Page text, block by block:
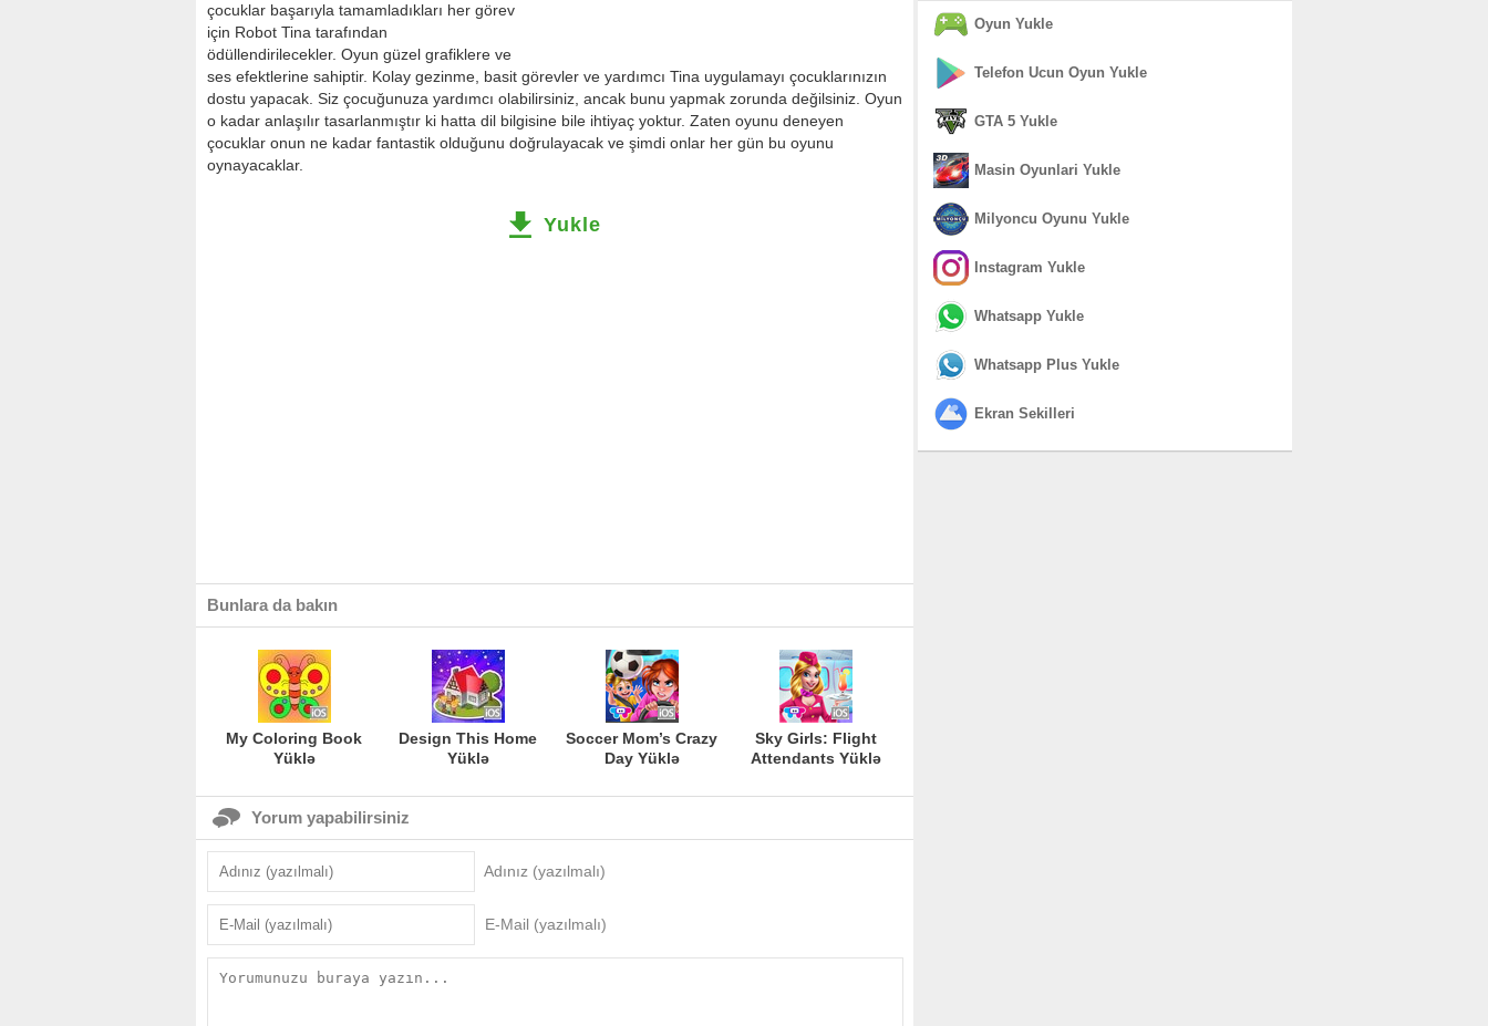
çocuklar başarıyla tamamladıkları her görev
için Robot Tina tarafından
ödüllendirilecekler. Oyun güzel grafiklere ve
ses efektlerine sahiptir. Kolay gezinme, basit görevler ve yardımcı Tina uygulamayı çocuklarınızın
dostu yapacak. Siz çocuğunuza yardımcı olabilirsiniz, ancak bunu yapmak zorunda değilsiniz. Oyun
o kadar anlaşılır tasarlanmıştır ki hatta dil bilgisine bile ihtiyaç yoktur. Zaten oyunu deneyen
çocuklar onun ne kadar fantastik olduğunu doğrulayacak ve şimdi onlar her gün bu oyunu
oynayacaklar.
Yukle
Bunlara da bakın
My Coloring Book
Yüklə
Design This Home
Yüklə
Soccer Mom’s Crazy
Day Yüklə
Sky Girls: Flight
Attendants Yüklə
Yorum yapabilirsiniz
Adınız (yazılmalı)
E-Mail (yazılmalı)
Oyun Yukle
Telefon Ucun Oyun Yukle
GTA 5 Yukle
Masin Oyunlari Yukle
Milyoncu Oyunu Yukle
Instagram Yukle
Whatsapp Yukle
Whatsapp Plus Yukle
Ekran Sekilleri